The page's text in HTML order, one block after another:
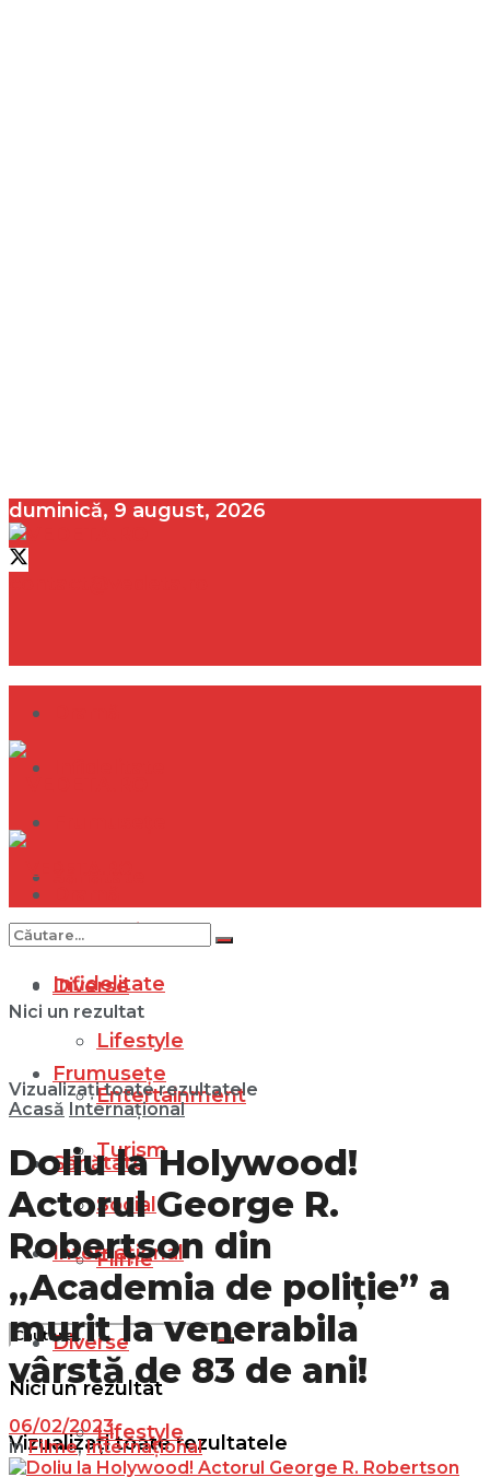
duminică, 9 august, 2026
Internațional
Diverse
Lifestyle
Entertainment
Turism
Social
Filme
Nici un rezultat
Vizualizați toate rezultatele
Infidelitate
Frumusețe
Sănătate
Internațional
Diverse
Lifestyle
Nici un rezultat
Vizualizați toate rezultatele
Acasă Internațional
Doliu la Holywood!
Actorul George R.
Robertson din
„Academia de poliție” a
murit la venerabila
vârstă de 83 de ani!
06/02/2023
in Filme,Internațional